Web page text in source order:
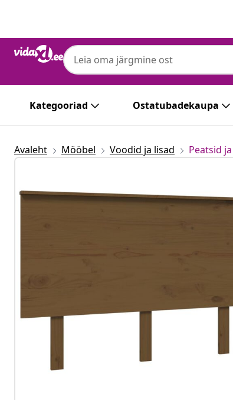
Kategooriad Ostatubadekaupa
Avaleht Mööbel Voodid ja lisad Peatsid